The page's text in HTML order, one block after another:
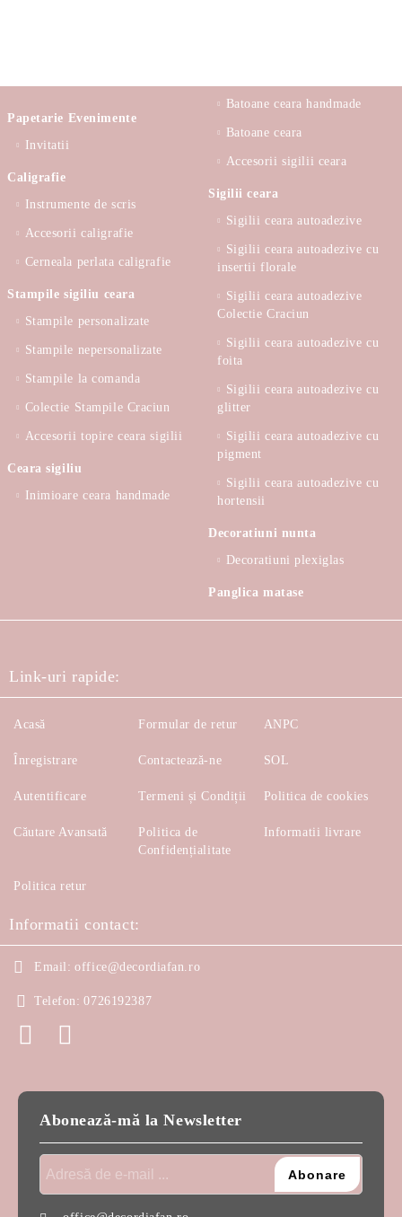
Papetarie Evenimente
Invitatii
Caligrafie
Instrumente de scris
Accesorii caligrafie
Cerneala perlata caligrafie
Stampile sigiliu ceara
Stampile personalizate
Stampile nepersonalizate
Stampile la comanda
Colectie Stampile Craciun
Accesorii topire ceara sigilii
Ceara sigiliu
Inimioare ceara handmade
Batoane ceara handmade
Batoane ceara
Accesorii sigilii ceara
Sigilii ceara
Sigilii ceara autoadezive
Sigilii ceara autoadezive cu
insertii florale
Sigilii ceara autoadezive
Colectie Craciun
Sigilii ceara autoadezive cu
foita
Sigilii ceara autoadezive cu
glitter
Sigilii ceara autoadezive cu
pigment
Sigilii ceara autoadezive cu
hortensii
Decoratiuni nunta
Decoratiuni plexiglas
Panglica matase
Link-uri rapide:
Acasă
Înregistrare
Autentificare
Căutare Avansată
Formular de retur
Contactează-ne
Termeni și Condiții
Politica de
Confidențialitate
ANPC
SOL
Politica de cookies
Informatii livrare
Politica retur
Informatii contact:
Email: office@decordiafan.ro
Telefon: 0726192387
Abonează-mă la Newsletter